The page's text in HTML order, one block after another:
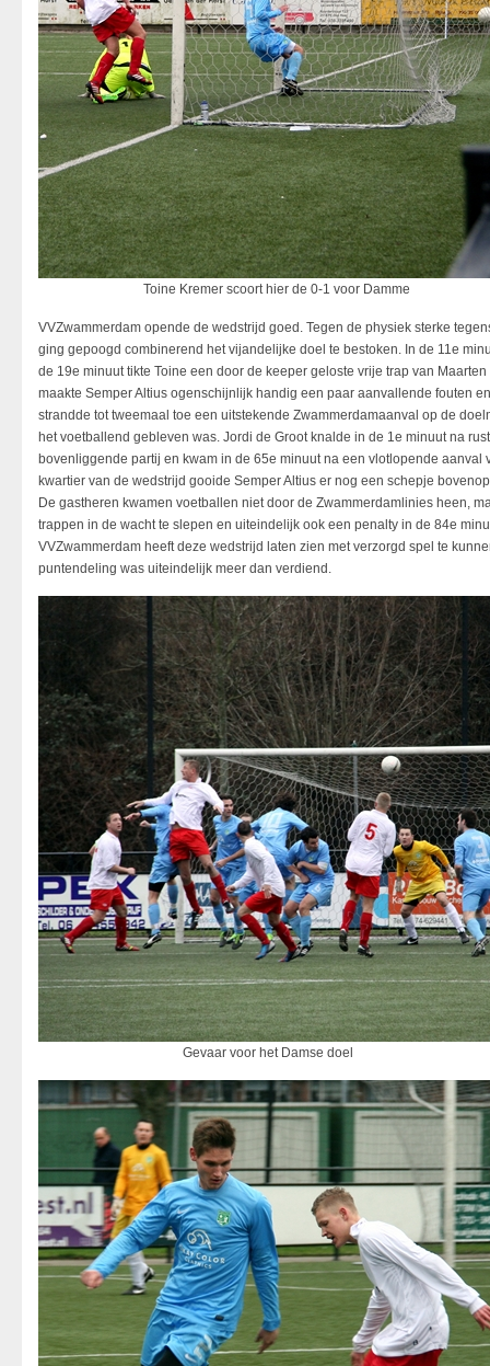
Toine Kremer scoort hier de 0-1 voor Damme
VVZwammerdam opende de wedstrijd goed. Tegen de physiek sterke
ging gepoogd combinerend het vijandelijke doel te bestoken. In de 11e
de 19e minuut tikte Toine een door de keeper geloste vrije trap van
maakte Semper Altius ogenschijnlijk handig een paar aanvallende fouten
strandde tot tweemaal toe een uitstekende Zwammerdamaanval op de
het voetballend gebleven was. Jordi de Groot knalde in de 1e minuut na
bovenliggende partij en kwam in de 65e minuut na een vlotlopende aanval
kwartier van de wedstrijd gooide Semper Altius er nog een schepje
De gastheren kwamen voetballen niet door de Zwammerdamlinies heen,
trappen in de wacht te slepen en uiteindelijk ook een penalty in de 84e
VVZwammerdam heeft deze wedstrijd laten zien met verzorgd spel te
puntendeling was uiteindelijk meer dan verdiend.
Gevaar voor het Damse doel